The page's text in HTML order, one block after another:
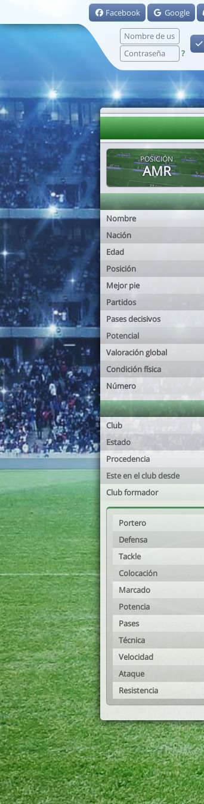
Facebook Google
?
POSICIÓN
AMR
Nombre
Nación
Edad
Posición
Mejor pie
Partidos
Pases decisivos
Potencial
Valoración global
Condición física
Número
Club
Estado
Procedencia
Este en el club desde
Club formador
Portero
Defensa
Tackle
Colocación
Marcado
Potencia
Pases
Técnica
Velocidad
Ataque
Resistencia